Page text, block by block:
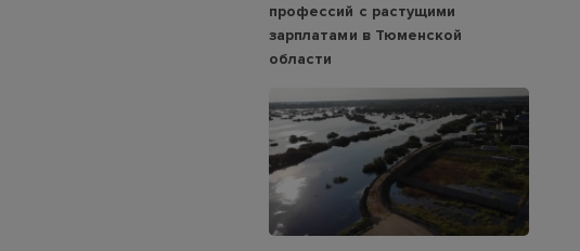
профессий с растущими
зарплатами в Тюменской
области